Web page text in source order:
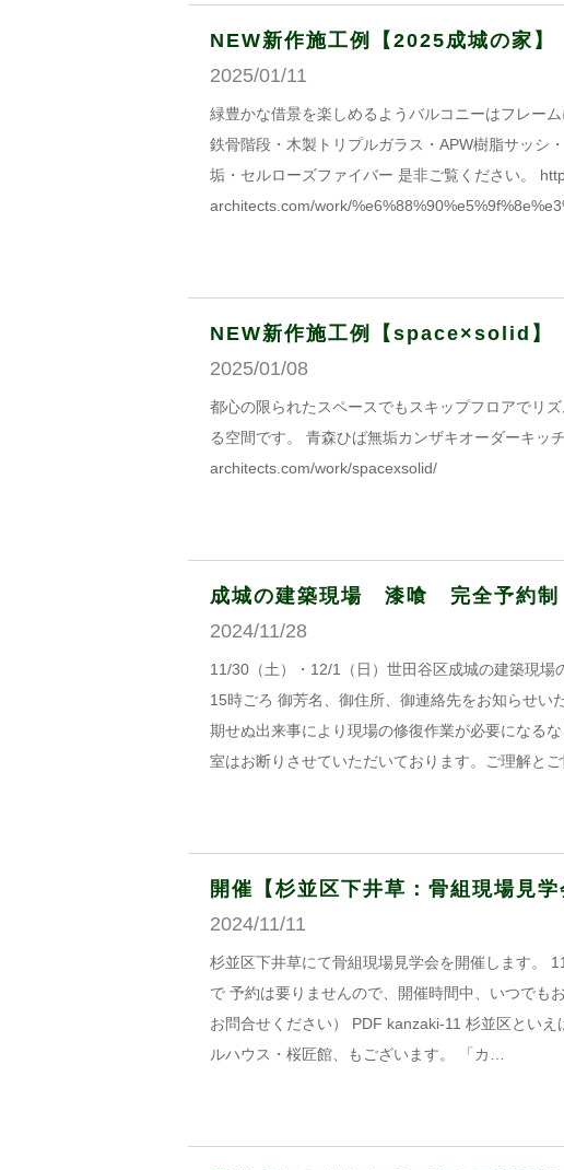
NEW新作施工例【2025成城の家】
2025/01/11
緑豊かな借景を楽しめるようバルコニーはフレー
鉄骨階段・木製トリプルガラス・APW樹脂サッシ
垢・セルローズファイバー 是非ご覧ください。
architects.com/work/
NEW新作施工例【space×solid】
2025/01/08
都心の限られたスペースでもスキップフロアでリ
る空間です。 青森ひば無垢カンザキオーダーキッ
architects.com/work/spacexsolid/
成城の建築現場 漆喰 完全予約
2024/11/28
11/30（土）・12/1（日）世田谷区成城の建築現
15時ごろ 御芳名、御住所、御連絡先をお知らせ
期せぬ出来事により現場の修復作業が必要になる
室はお断りさせていただいております。ご理解と
開催【杉並区下井草：骨組現場見
2024/11/11
杉並区下井草にて骨組現場見学会を開催します。
で 予約は要りませんので、開催時間中、いつでも
お問合せください） PDF kanzaki-11 杉並区とい
ルハウス・桜匠館、もございます。 「カ…